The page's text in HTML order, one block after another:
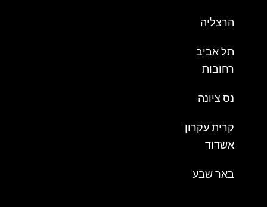
הרצליה
תל אביב
רחובות
נס ציונה
קרית עקרון
אשדוד
באר שבע